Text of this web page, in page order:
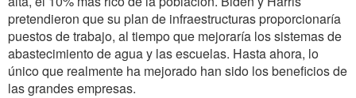
pretendieron que su plan de infraestructuras proporcionaría
puestos de trabajo, al tiempo que mejoraría los sistemas de
abastecimiento de agua y las escuelas. Hasta ahora, lo
único que realmente ha mejorado han sido los beneficios de
las grandes empresas.